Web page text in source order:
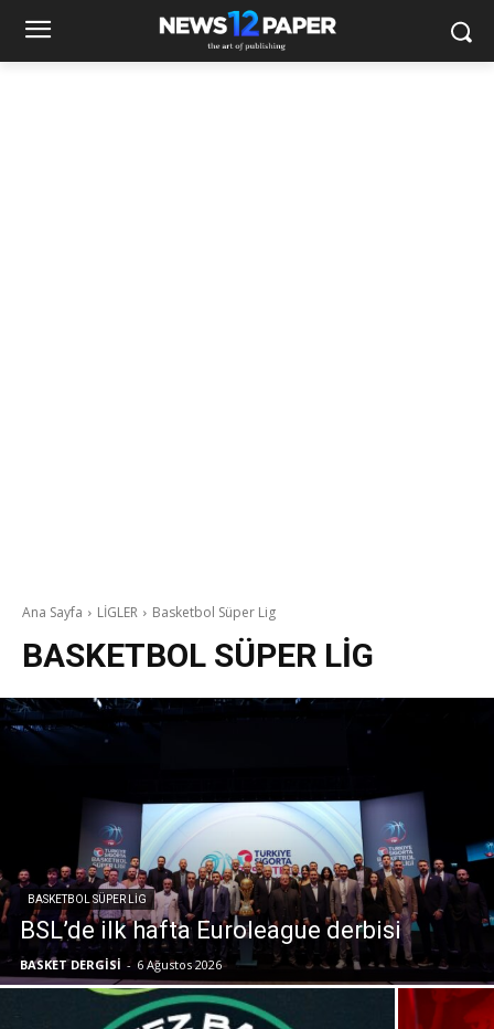
Ana Sayfa LİGLER Basketbol Süper Lig
BASKETBOL SÜPER LIG
BASKETBOL SÜPER LIG
BSL’de ilk hafta Euroleague derbisi
BASKET DERGİSİ - 6 Ağustos 2026